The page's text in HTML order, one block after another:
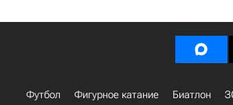
Футбол Фигурное катание Биатлон